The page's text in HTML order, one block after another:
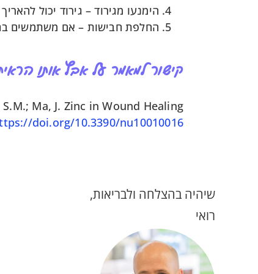
הימנעו מגירוד – גירוד יכול
החלפת חבישות – אם משתמשים
קישור למאמר על אבץ אותו
Ma, J. Zinc in Wound Healing
doi.org/10.3390/nu10010016
שיהיה בהצלחה ולבריאות,
רואי